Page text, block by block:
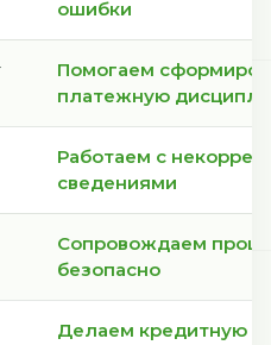
ошибки
Помогаем
платежную
Работаем с
сведениями
Сопровождаем
безопасно
Делаем кредитную